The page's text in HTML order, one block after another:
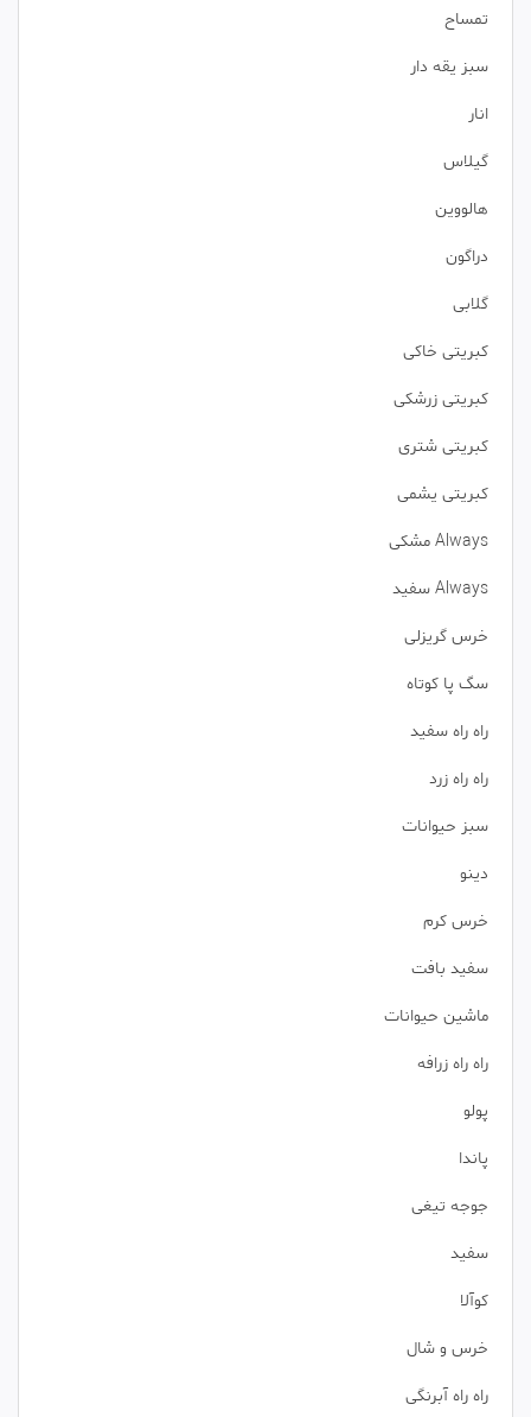
تمساح
سبز یقه دار
انار
گیلاس
هالووین
دراگون
گلابی
کبریتی خاکی
کبریتی زرشکی
کبریتی شتری
کبریتی یشمی
Always مشکی
Always سفید
خرس گریزلی
سگ پا کوتاه
راه راه سفید
راه راه زرد
سبز حیوانات
دینو
خرس کرم
سفید بافت
ماشین حیوانات
راه راه زرافه
پولو
پاندا
جوجه تیغی
سفید
کوآلا
خرس و شال
راه راه آبرنگی